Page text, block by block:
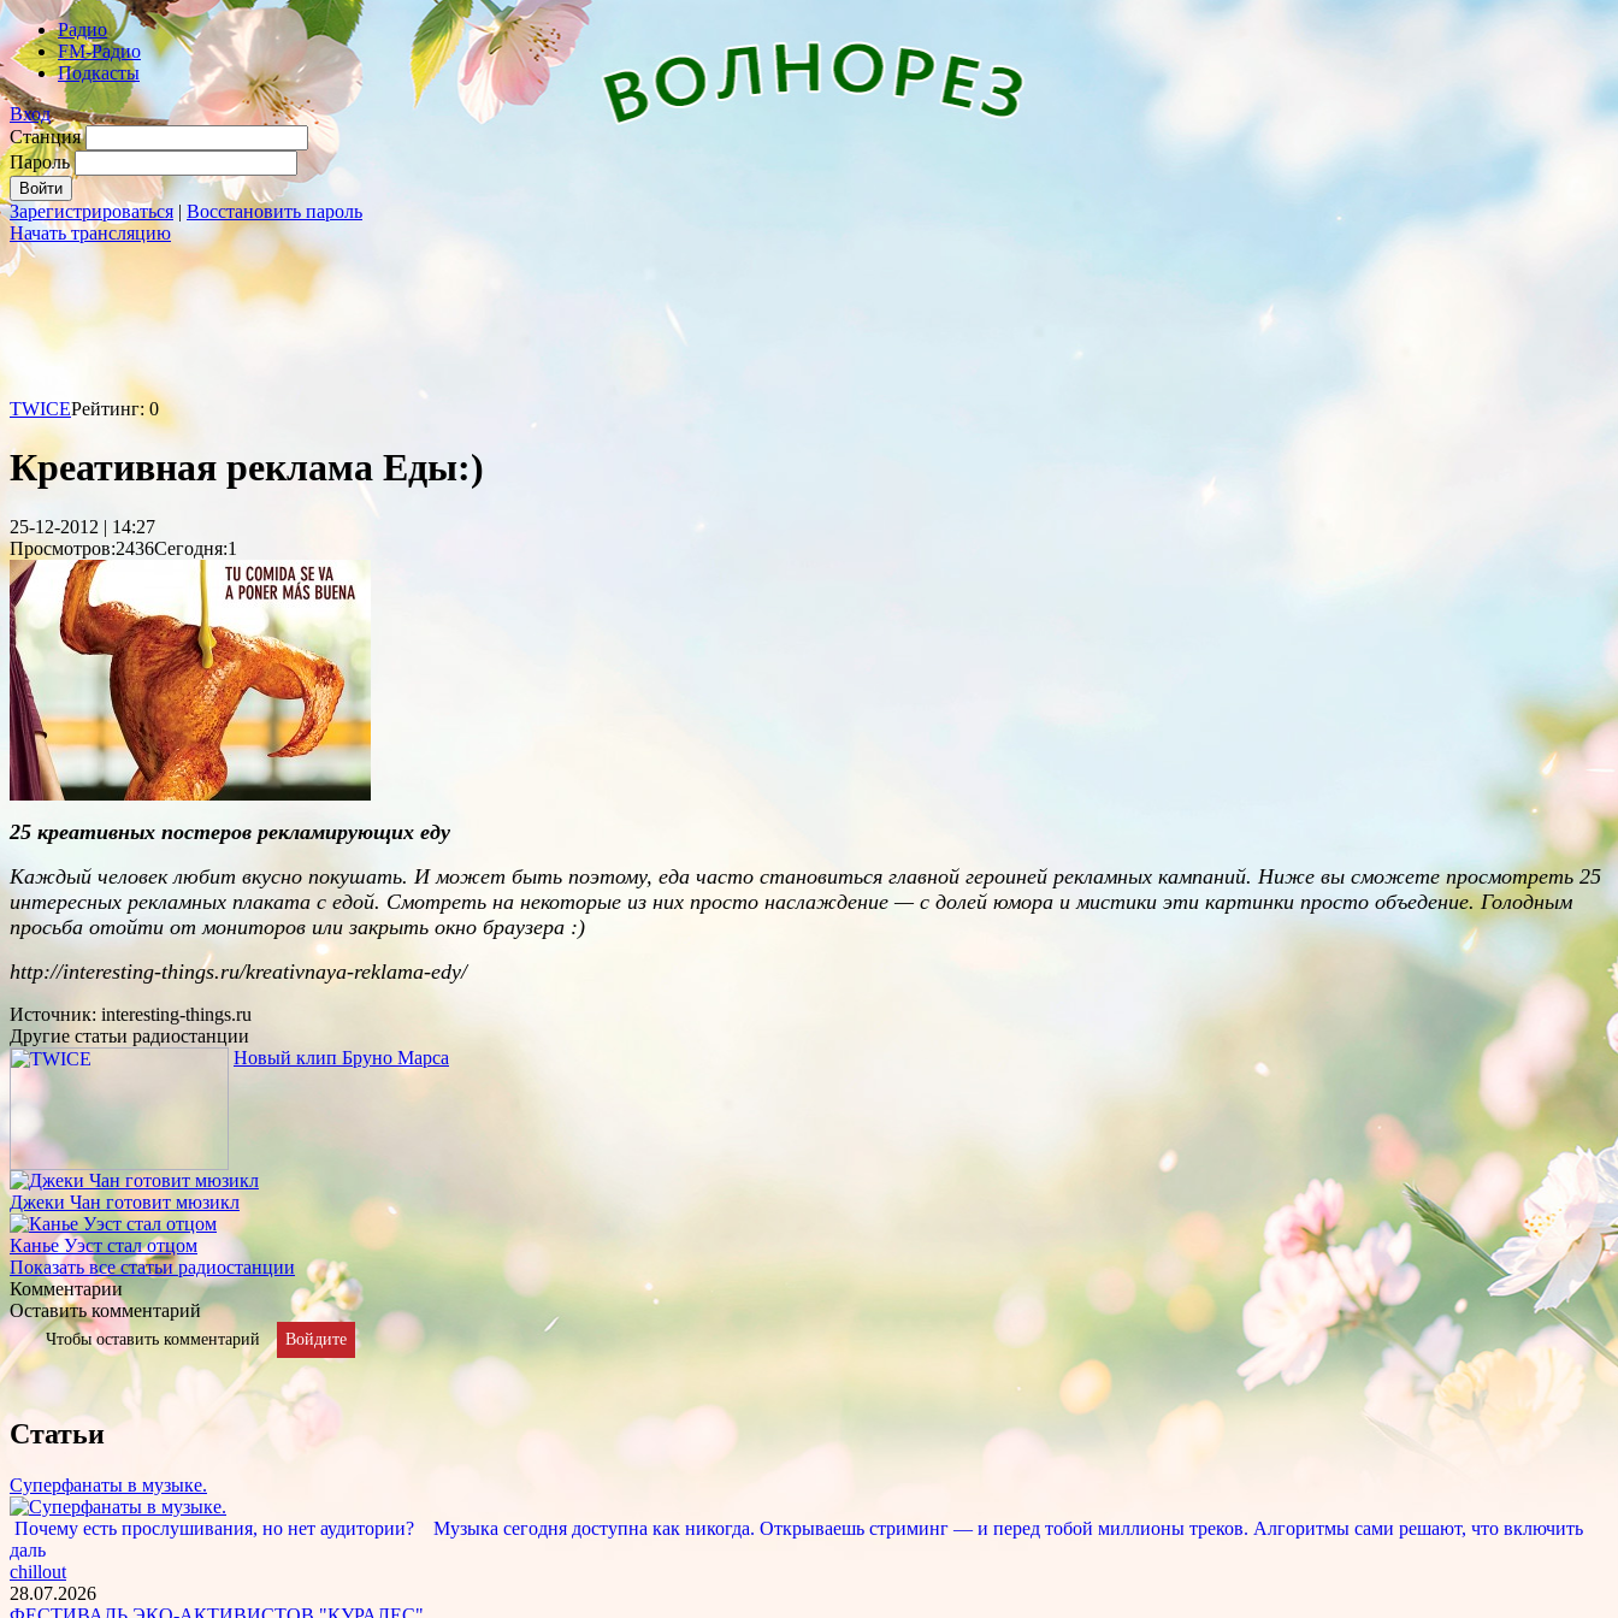
Радио
FM-Радио
Подкасты
Вход
Станция
Пароль
Зарегистрироваться | Восстановить пароль
Начать трансляцию
TWICEРейтинг: 0
Креативная реклама Еды:)
25-12-2012 | 14:27
Просмотров:2436Сегодня:1
25 креативных постеров рекламирующих еду
Каждый человек любит вкусно покушать. И может быть поэтому, еда часто становиться главной героиней рекламных кампаний. Ниже вы сможете просмотреть 25
интересных рекламных плаката с едой. Смотреть на некоторые из них просто наслаждение — с долей юмора и мистики эти картинки просто объедение. Голодным
просьба отойти от мониторов или закрыть окно браузера :)
http://interesting-things.ru/kreativnaya-reklama-edy/
Источник: interesting-things.ru
Другие статьи радиостанции
Новый клип Бруно Марса
Джеки Чан готовит мюзикл
Канье Уэст стал отцом
Показать все статьи радиостанции
Комментарии
Оставить комментарий
Чтобы оставить комментарий Войдите
Статьи
Суперфанаты в музыке.
Почему есть прослушивания, но нет аудитории? Музыка сегодня доступна как никогда. Открываешь стриминг — и перед тобой миллионы треков. Алгоритмы сами решают, что включить
даль
chillout
28.07.2026